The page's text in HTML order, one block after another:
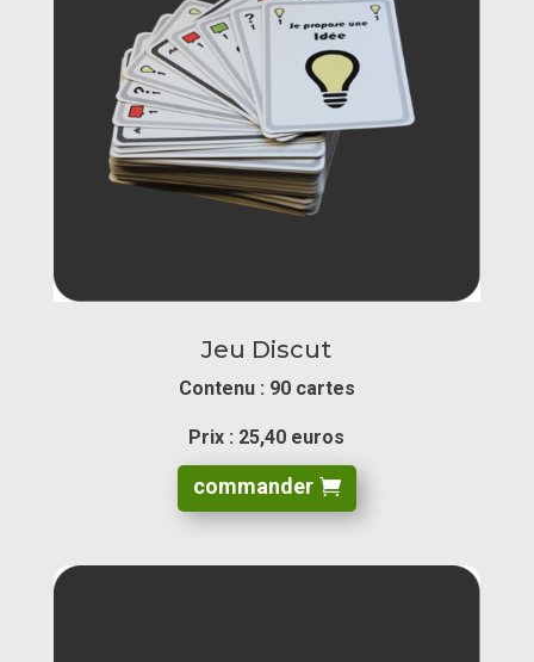
Jeu Discut
Contenu : 90 cartes
Prix : 25,40 euros
commander